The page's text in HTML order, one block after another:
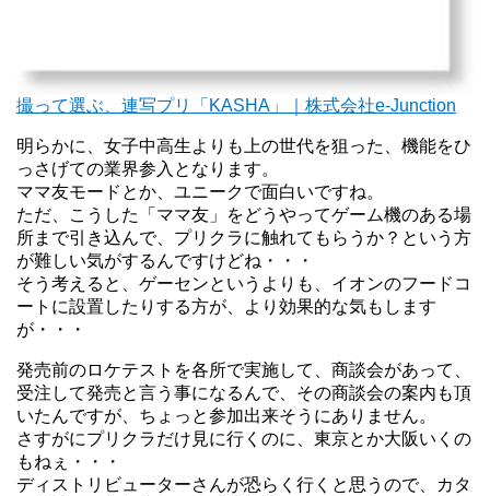
撮って選ぶ、連写プリ「KASHA」｜株式会社e-Junction
明らかに、女子中高生よりも上の世代を狙った、機能をひ
っさげての業界参入となります。
ママ友モードとか、ユニークで面白いですね。
ただ、こうした「ママ友」をどうやってゲーム機のある場
所まで引き込んで、プリクラに触れてもらうか？という方
が難しい気がするんですけどね・・・
そう考えると、ゲーセンというよりも、イオンのフードコ
ートに設置したりする方が、より効果的な気もします
が・・・
発売前のロケテストを各所で実施して、商談会があって、
受注して発売と言う事になるんで、その商談会の案内も頂
いたんですが、ちょっと参加出来そうにありません。
さすがにプリクラだけ見に行くのに、東京とか大阪いくの
もねぇ・・・
ディストリビューターさんが恐らく行くと思うので、カタ